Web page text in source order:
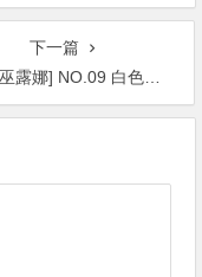
下一篇
白色蕾丝长筒 [38P-185M]【365娱乐资讯网】